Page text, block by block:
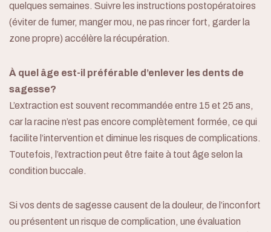
quelques semaines. Suivre les instructions postopératoires
(éviter de fumer, manger mou, ne pas rincer fort, garder la
zone propre) accélère la récupération.
À quel âge est-il préférable d’enlever les dents de
sagesse?
L’extraction est souvent recommandée entre 15 et 25 ans,
car la racine n’est pas encore complètement formée, ce qui
facilite l’intervention et diminue les risques de complications.
Toutefois, l’extraction peut être faite à tout âge selon la
condition buccale.
Si vos dents de sagesse causent de la douleur, de l’inconfort
ou présentent un risque de complication, une évaluation